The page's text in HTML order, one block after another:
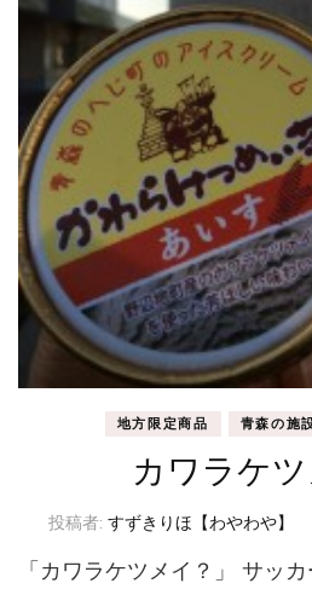
地方限定商品 青森の施
カワラケ
投稿者: すずきりほ【わやわや】
「カワラケツメイ？」 サッ